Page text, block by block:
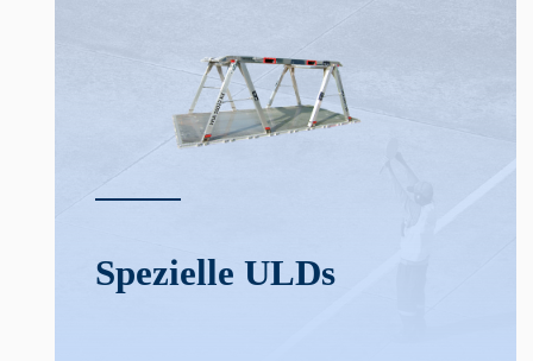
Spezielle ULDs